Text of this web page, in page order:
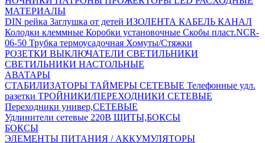
МАТЕРИАЛЫ
DIN рейка Заглушка от детей ИЗОЛЕНТА КАБЕЛЬ КАНАЛ
Колодки клеммные Коробки установочные Скобы пласт.NCR-
06-50 Трубка термоусадочная Хомуты/Стяжки
РОЗЕТКИ ВЫКЛЮЧАТЕЛИ СВЕТИЛЬНИКИ
СВЕТИЛЬНИКИ НАСТОЛЬНЫЕ
АВАТАРЫ
СТАБИЛИЗАТОРЫ ТАЙМЕРЫ СЕТЕВЫЕ Телефонные удл.
разетки ТРОЙНИКИ/ПЕРЕХОДНИКИ СЕТЕВЫЕ
Переходники универ,СЕТЕВЫЕ
Удлинители сетевые 220В ЩИТЫ,БОКСЫ
БОКСЫ
ЭЛЕМЕНТЫ ПИТАНИЯ / АККУМУЛЯТОРЫ